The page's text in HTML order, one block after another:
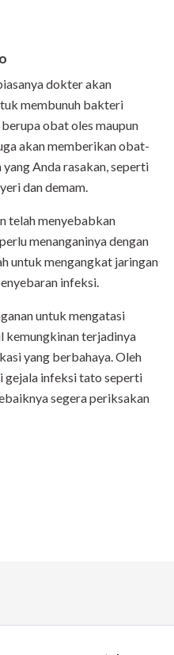
dokter akan
membunuh bakteri
obat oles maupun
akan memberikan obat-
Anda rasakan, seperti
dan demam.
telah menyebabkan
menanganinya dengan
untuk mengangkat jaringan
infeksi.
untuk mengatasi
kemungkinan terjadinya
yang berbahaya. Oleh
gejala infeksi tato seperti
segera periksakan